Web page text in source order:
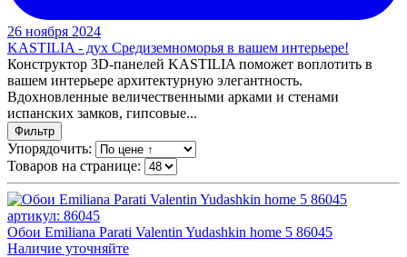
26 ноября 2024
KASTILIA - дух Средиземноморья в вашем интерьере!
Конструктор 3D-панелей KASTILIA поможет воплотить в
вашем интерьере архитектурную элегантность.
Вдохновленные величественными арками и стенами
испанских замков, гипсовые...
Фильтр
Упорядочить:
Товаров на странице:
артикул: 86045
Обои Emiliana Parati Valentin Yudashkin home 5 86045
Наличие уточняйте